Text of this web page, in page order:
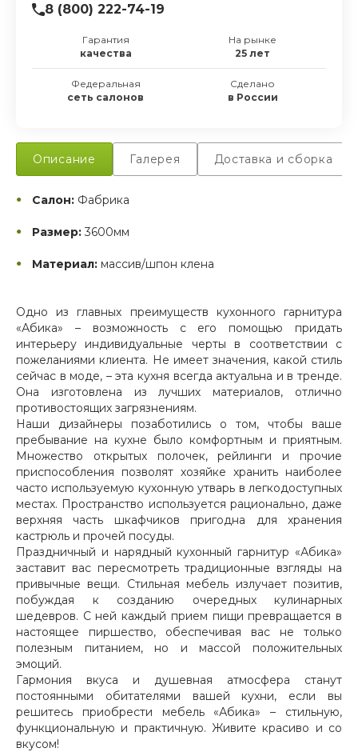
8 (800) 222-74-19
Гарантия
качества
На рынке
25 лет
Федеральная
сеть салонов
Сделано
в России
Описание Галерея Доставка и сборка
Салон: Фабрика
Размер: 3600мм
Материал: массив/шпон клена
Одно из главных преимуществ кухонного гарнитура
«Абика» – возможность с его помощью придать
интерьеру индивидуальные черты в соответствии с
пожеланиями клиента. Не имеет значения, какой стиль
сейчас в моде, – эта кухня всегда актуальна и в тренде.
Она изготовлена из лучших материалов, отлично
противостоящих загрязнениям.
Наши дизайнеры позаботились о том, чтобы ваше
пребывание на кухне было комфортным и приятным.
Множество открытых полочек, рейлинги и прочие
приспособления позволят хозяйке хранить наиболее
часто используемую кухонную утварь в легкодоступных
местах. Пространство используется рационально, даже
верхняя часть шкафчиков пригодна для хранения
кастрюль и прочей посуды.
Праздничный и нарядный кухонный гарнитур «Абика»
заставит вас пересмотреть традиционные взгляды на
привычные вещи. Стильная мебель излучает позитив,
побуждая к созданию очередных кулинарных
шедевров. С ней каждый прием пищи превращается в
настоящее пиршество, обеспечивая вас не только
полезным питанием, но и массой положительных
эмоций.
Гармония вкуса и душевная атмосфера станут
постоянными обитателями вашей кухни, если вы
решитесь приобрести мебель «Абика» – стильную,
функциональную и практичную. Живите красиво и со
вкусом!